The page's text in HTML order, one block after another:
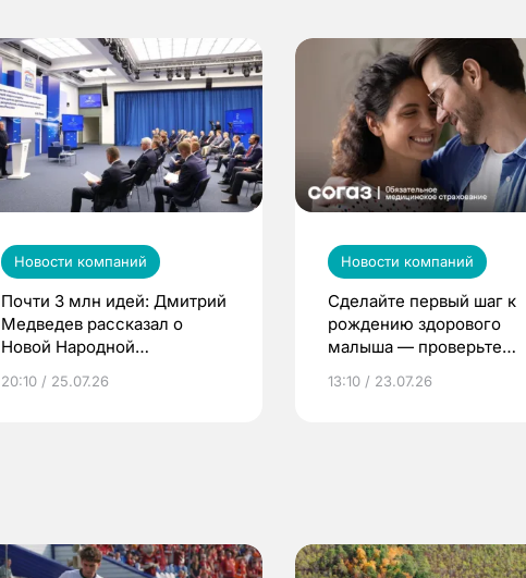
Новости компаний
Почти 3 млн идей: Дмитрий
Медведев рассказал о
Новой Народной
20:10 / 25.07.26
Новости компаний
Сделайте первый шаг к
рождению здорового
малыша — проверьте
по ОМС!
13:10 / 23.07.26